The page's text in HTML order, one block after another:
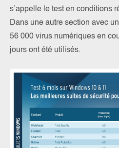
s’appelle le test en conditions
Dans une autre section avec
56 000 virus numériques en
jours ont été utilisés.